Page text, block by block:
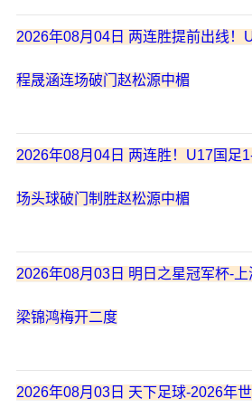
2026年08月04日 两连胜提前出线！
程晟涵连场破门赵松源中楣
2026年08月04日 两连胜！U17国足
场头球破门制胜赵松源中楣
2026年08月03日 明日之星冠军杯-
梁锦鸿梅开二度
2026年08月03日 天下足球-2026年